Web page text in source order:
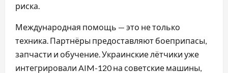
риска.
Международная помощь — это не только
техника. Партнёры предоставляют боеприпасы,
запчасти и обучение. Украинские лётчики уже
интегрировали AIM-120 на советские машины,